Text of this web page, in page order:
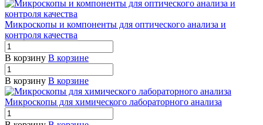
Микроскопы и компоненты для оптического анализа и
контроля качества
В корзину В корзине
В корзину В корзине
Микроскопы для химического лабораторного анализа